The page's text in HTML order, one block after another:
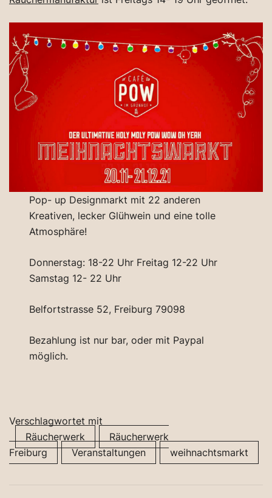
Pop- up Designmarkt mit 22 anderen
Kreativen, lecker Glühwein und eine tolle
Atmosphäre!
Donnerstag: 18-22 Uhr Freitag 12-22 Uhr
Samstag 12- 22 Uhr
Belfortstrasse 52, Freiburg 79098
Bezahlung ist nur bar, oder mit Paypal
möglich.
Verschlagwortet mit
Räucherwerk
Räucherwerk
Freiburg
Veranstaltungen weihnachtsmarkt